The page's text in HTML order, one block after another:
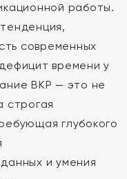
работы.
современных
времени у
ВКР — это не
строгая
глубокого
и умения